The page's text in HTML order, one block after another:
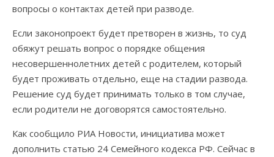
вопросы о контактах детей при разводе.
Если законопроект будет претворен в жизнь, то суд
обяжут решать вопрос о порядке общения
несовершеннолетних детей с родителем, который
будет проживать отдельно, еще на стадии развода.
Решение суд будет принимать только в том случае,
если родители не договорятся самостоятельно.
Как сообщило РИА Новости, инициатива может
дополнить статью 24 Семейного кодекса РФ. Сейчас в